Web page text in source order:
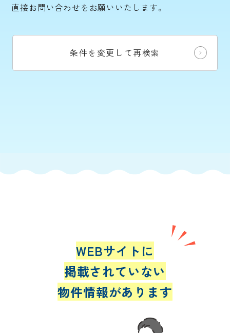
直接お問い合わせをお願いいたします。
条件を変更して再検索
WEBサイトに
掲載されていない
物件情報があります